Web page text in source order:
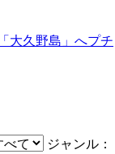
大久野島」へプチ
ジャンル：